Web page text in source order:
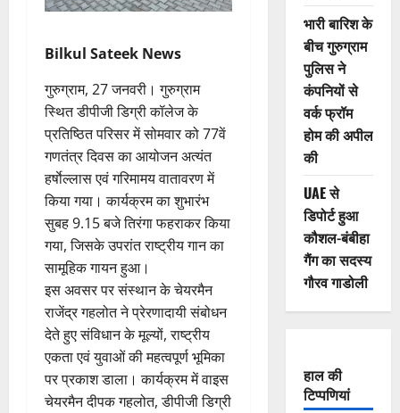
Bilkul Sateek News
गुरुग्राम, 27 जनवरी। गुरुग्राम
स्थित डीपीजी डिग्री कॉलेज के
प्रतिष्ठित परिसर में सोमवार को 77वें
गणतंत्र दिवस का आयोजन अत्यंत
हर्षाेल्लास एवं गरिमामय वातावरण में
किया गया। कार्यक्रम का शुभारंभ
सुबह 9.15 बजे तिरंगा फहराकर किया
गया, जिसके उपरांत राष्ट्रीय गान का
सामूहिक गायन हुआ।
इस अवसर पर संस्थान के चेयरमैन
राजेंद्र गहलोत ने प्रेरणादायी संबोधन
देते हुए संविधान के मूल्यों, राष्ट्रीय
एकता एवं युवाओं की महत्वपूर्ण भूमिका
पर प्रकाश डाला। कार्यक्रम में वाइस
चेयरमैन दीपक गहलोत, डीपीजी डिग्री
भारी बारिश के
बीच गुरुग्राम
पुलिस ने
कंपनियों से
वर्क फ्रॉम
होम की अपील
की
UAE से
डिपोर्ट हुआ
कौशल-बंबीहा
गैंग का सदस्य
गौरव गाडोली
हाल की
टिप्पणियां